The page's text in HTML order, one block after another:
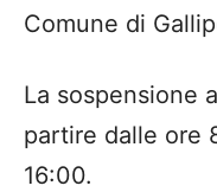
Comune di
La sospensione
partire dalle ore
16:00.